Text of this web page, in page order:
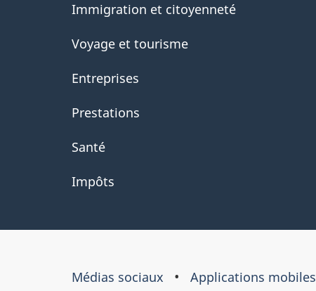
Immigration et citoyenneté
Voyage et tourisme
Entreprises
Prestations
Santé
Impôts
À
Médias sociaux Applications mobiles